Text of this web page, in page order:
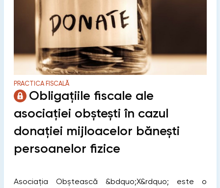
PRACTICA FISCALĂ
Obligațiile fiscale ale
asociației obștești în cazul
donației mijloacelor bănești
persoanelor fizice
Asociația Obștească &bdquo;X&rdquo; este o